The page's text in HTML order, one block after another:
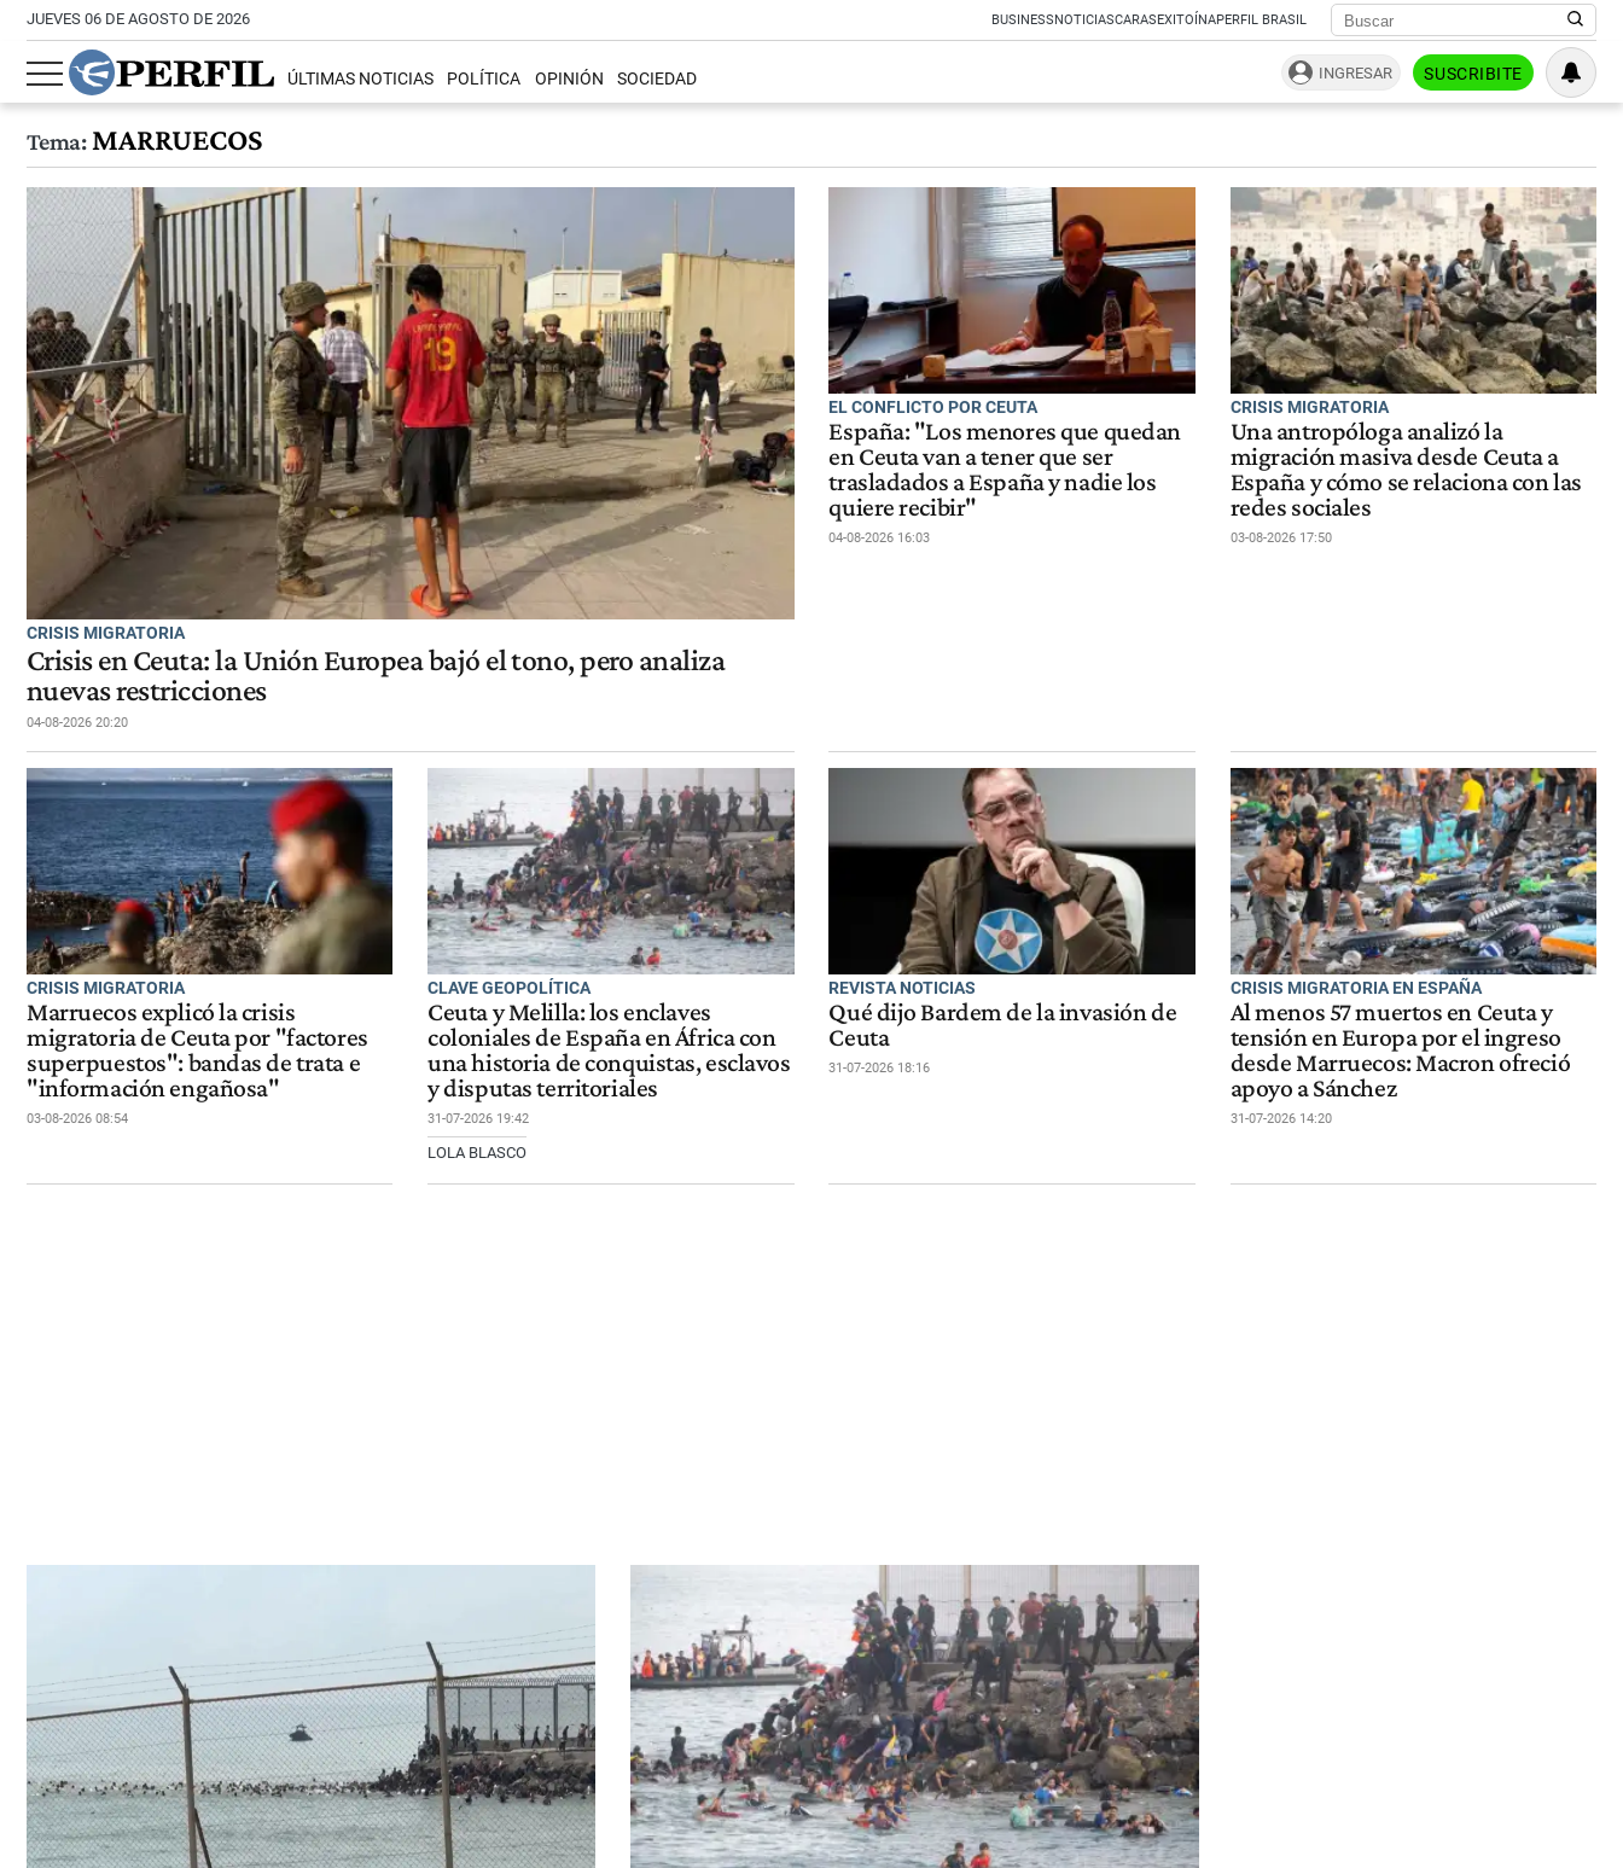
JUEVES 06 DE AGOSTO DE 2026 BUSINESSNOTICIASCARASEXITOÍNAPERFIL BRASIL
ÚLTIMAS NOTICIAS POLÍTICA OPINIÓN SOCIEDAD INGRESAR SUSCRIBITE
Tema:MARRUECOS
CRISIS MIGRATORIA
Crisis en Ceuta: la Unión Europea bajó el tono, pero analiza
nuevas restricciones
04-08-2026 20:20
EL CONFLICTO POR CEUTA
España: "Los menores que quedan
en Ceuta van a tener que ser
trasladados a España y nadie los
quiere recibir"
04-08-2026 16:03
CRISIS MIGRATORIA
Una antropóloga analizó la
migración masiva desde Ceuta a
España y cómo se relaciona con las
redes sociales
03-08-2026 17:50
CRISIS MIGRATORIA
Marruecos explicó la crisis
migratoria de Ceuta por "factores
superpuestos": bandas de trata e
"información engañosa"
03-08-2026 08:54
CLAVE GEOPOLÍTICA
Ceuta y Melilla: los enclaves
coloniales de España en África con
una historia de conquistas, esclavos
y disputas territoriales
31-07-2026 19:42
LOLA BLASCO
REVISTA NOTICIAS
Qué dijo Bardem de la invasión de
Ceuta
31-07-2026 18:16
CRISIS MIGRATORIA EN ESPAÑA
Al menos 57 muertos en Ceuta y
tensión en Europa por el ingreso
desde Marruecos: Macron ofreció
apoyo a Sánchez
31-07-2026 14:20